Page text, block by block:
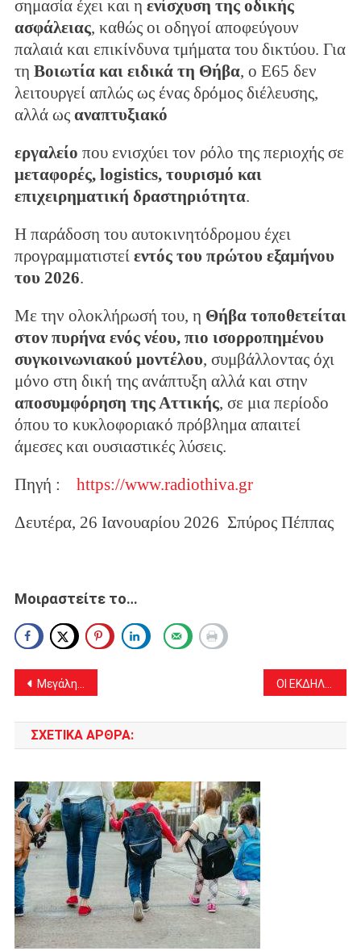
σημασία έχει και η ενίσχυση της οδικής
ασφάλειας, καθώς οι οδηγοί αποφεύγουν
παλαιά και επικίνδυνα τμήματα του δικτύου. Για
τη Βοιωτία και ειδικά τη Θήβα, ο Ε65 δεν
λειτουργεί απλώς ως ένας δρόμος διέλευσης,
αλλά ως αναπτυξιακό
εργαλείο που ενισχύει τον ρόλο της περιοχής σε
μεταφορές, logistics, τουρισμό και
επιχειρηματική δραστηριότητα.
Η παράδοση του αυτοκινητόδρομου έχει
προγραμματιστεί εντός του πρώτου εξαμήνου
του 2026.
Με την ολοκλήρωσή του, η Θήβα τοποθετείται
στον πυρήνα ενός νέου, πιο ισορροπημένου
συγκοινωνιακού μοντέλου, συμβάλλοντας όχι
μόνο στη δική της ανάπτυξη αλλά και στην
αποσυμφόρηση της Αττικής, σε μια περίοδο
όπου το κυκλοφοριακό πρόβλημα απαιτεί
άμεσες και ουσιαστικές λύσεις.
Πηγή : https://www.radiothiva.gr
Δευτέρα, 26 Ιανουαρίου 2026 Σπύρος Πέππας
Μοιραστείτε το…
Πλοήγηση
άρθρων
Μεγάλη ανταπόκριση στην εκδήλωση του ΕΠΑΨΥ για τις «Διαδρομές της εφηβείας»
ΣΧΕΤΙΚΆ ΆΡΘΡΑ: